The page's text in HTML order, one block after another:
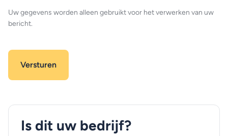
Uw gegevens worden alleen gebruikt voor het verwerken van uw
bericht.
Is dit uw bedrijf?